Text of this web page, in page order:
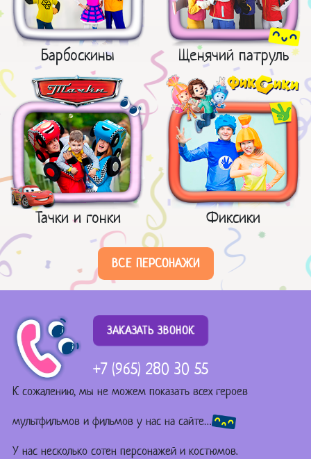
Барбоскины Щенячий патруль
Тачки и гонки Фиксики
ВСЕ ПЕРСОНАЖИ
ЗАКАЗАТЬ ЗВОНОК
+7 (965) 280 30 55
К сожалению, мы не можем показать всех героев
мультфильмов и фильмов у нас на сайте…
У нас несколько сотен персонажей и костюмов.